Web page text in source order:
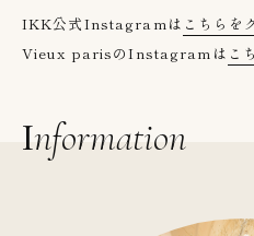
IKK公式Instagramは こちらを
Vieux parisのInstagram は こ
Information